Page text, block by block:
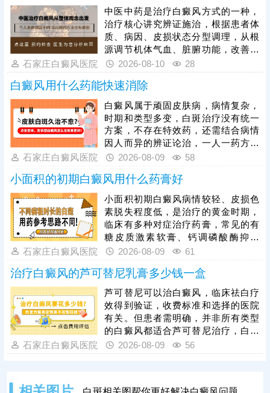
制，是辅助白斑着色的好帮手。另
外，家长还需培养孩子养成健康生活
习惯，稳定自身免疫状态，防护与治
疗结合，为白斑复色助力。
中医中药是治疗白癜风方式的一种，
治疗核心讲究辨证施治，根据患者体
质、病因、皮损状态分型调理，从根
源调节机体气血、脏腑功能，改善皮
肤微循环与黑色素细胞代谢，临床需
在医师指导下对症用药，除传统内服
中药外，中医定向、脐疗、中药药浴
等新型给药方式，可让药物直接作用
于患处，提升药物吸收率。同时，中
西医结合疗效更为突出，可搭配光
疗、黑色素种植手术等方式综合干
预，大幅提升复色效率。
石家庄白癜风医院 2026-08-10 28
白癜风用什么药能快速消除
白癜风属于顽固皮肤病，病情复杂，
时期和类型多变，白斑治疗没有统一
方案，不存在特效药，还需结合病情
因人而异的辨证论治，一人一药方，
令治疗充分发挥作用。其次，白癜风
行，双管齐下，有利于增强疗效，缩
短治疗疗程，加快肤色还原。同时，
患者还要避免外界不良因素刺激，防
止持续刺激皮肤，避免拖慢皮肤着色
进度。
石家庄白癜风医院 2026-08-09 58
小面积的初期白癜风用什么药膏好
小面积初期白癜风病情较轻、皮损色
素脱失程度低，是治疗的黄金时期，
临床有多种对症治疗药膏，常见的有
糖皮质激素软膏、钙调磷酸酶抑制
剂、维生素D3衍生物等，可有效抑制
种类适配人群、皮损部位各不相同，
具体用药需严格遵从医嘱，单一外用
药物治疗效果相对有限，临床推荐药
膏外用联合308准分子激光照射治
疗，准确作用于白斑病灶，激活黑色
素细胞活性，大幅提升整体疗效。
石家庄白癜风医院 2026-08-09 61
治疗白癜风的芦可替尼乳膏多少钱一盒
芦可替尼可以治白癜风，临床祛白疗
效得到验证，收费标准和选择的医院
有关。但患者需明确，并非所有类型
的白癜风都适合芦可替尼治疗，白癜
风病情多变，有不同的时期和类型，
发病人群、白斑所在部位不一样等，
石家庄白癜风医院 2026-08-09 56